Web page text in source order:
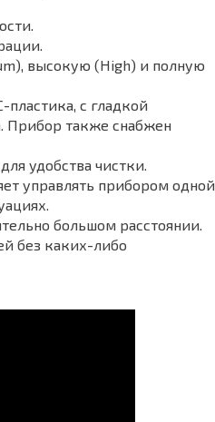
высокую (High) и полную
с гладкой
Прибор также снабжен
удобства чистки.
управлять прибором одной
большом расстоянии.
без каких-либо